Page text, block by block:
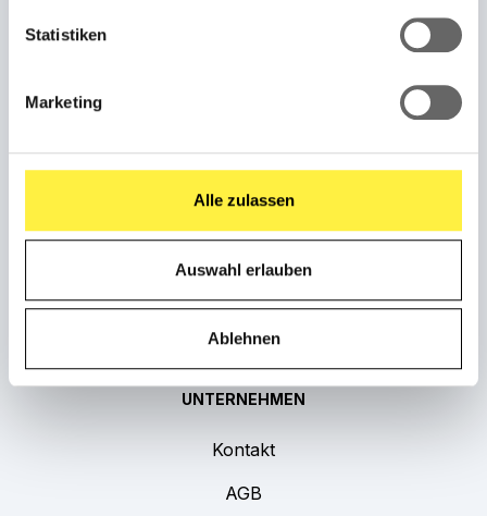
Statistiken
Marketing
Alle zulassen
Auswahl erlauben
Ablehnen
Weber Shop
Jetzt anfragen
FAQ
UNTERNEHMEN
Kontakt
AGB